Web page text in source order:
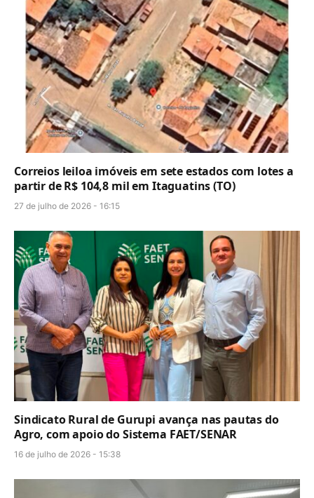
Correios leiloa imóveis em sete estados com lotes a
partir de R$ 104,8 mil em Itaguatins (TO)
27 de julho de 2026 - 16:15
Sindicato Rural de Gurupi avança nas pautas do
Agro, com apoio do Sistema FAET/SENAR
16 de julho de 2026 - 15:38